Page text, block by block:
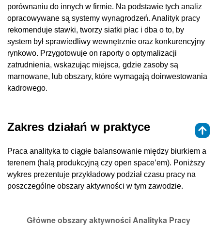
porównaniu do innych w firmie. Na podstawie tych analiz
opracowywane są systemy wynagrodzeń. Analityk pracy
rekomenduje stawki, tworzy siatki płac i dba o to, by
system był sprawiedliwy wewnętrznie oraz konkurencyjny
rynkowo. Przygotowuje on raporty o optymalizacji
zatrudnienia, wskazując miejsca, gdzie zasoby są
marnowane, lub obszary, które wymagają doinwestowania
kadrowego.
Zakres działań w praktyce
Praca analityka to ciągłe balansowanie między biurkiem a
terenem (halą produkcyjną czy open space’em). Poniższy
wykres prezentuje przykładowy podział czasu pracy na
poszczególne obszary aktywności w tym zawodzie.